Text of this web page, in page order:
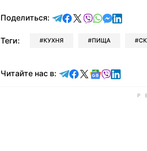
Поделиться: отправить в Telegram
поделиться в
поделиться в X
отправить в
отправить
Теги: КУХНЯ ПИЩА
Читайте нас в: Читайте в Telegram
Читайте в
Читайте в X
Читайте в
Читайте